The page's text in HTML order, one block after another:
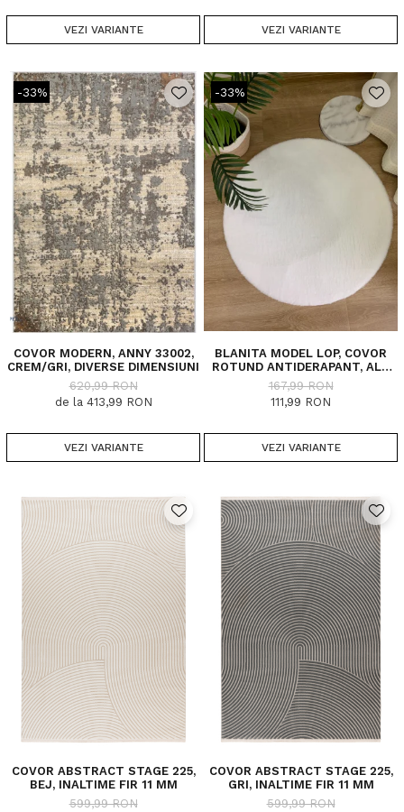
VEZI VARIANTE VEZI VARIANTE
-33%
COVOR MODERN, ANNY 33002,
CREM/GRI, DIVERSE DIMENSIUNI
620,99 RON
de la 413,99 RON
VEZI VARIANTE
-33%
BLANITA MODEL LOP, COVOR
ROTUND ANTIDERAPANT, ALB
060, DIVERSE DIMENSIUNI, 1650
GR/MP
167,99 RON
111,99 RON
VEZI VARIANTE
COVOR ABSTRACT STAGE 225,
BEJ, INALTIME FIR 11 MM
599,99 RON
COVOR ABSTRACT STAGE 225,
GRI, INALTIME FIR 11 MM
599,99 RON